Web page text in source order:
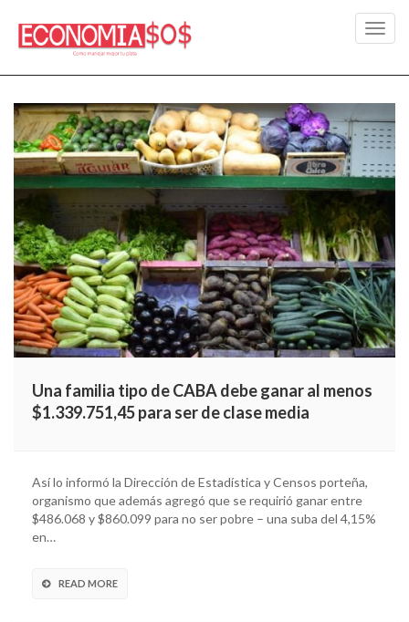
Una familia tipo de CABA debe ganar al menos
$1.339.751,45 para ser de clase media
Así lo informó la Dirección de Estadística y Censos porteña,
organismo que además agregó que se requirió ganar entre
$486.068 y $860.099 para no ser pobre – una suba del 4,15%
en…
READ MORE